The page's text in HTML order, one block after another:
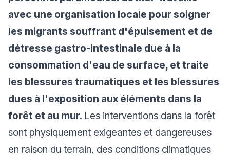
avec une organisation locale pour soigner
les migrants souffrant d'épuisement et de
détresse gastro-intestinale due à la
consommation d'eau de surface, et traite
les blessures traumatiques et les blessures
dues à l'exposition aux éléments dans la
forêt et au mur. Les interventions dans la forêt
sont physiquement exigeantes et dangereuses
en raison du terrain, des conditions climatiques